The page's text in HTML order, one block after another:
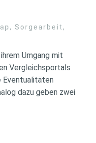
, Sorgearbeit ,
Umgang mit
Vergleichsportals
Eventualitäten
dazu geben zwei